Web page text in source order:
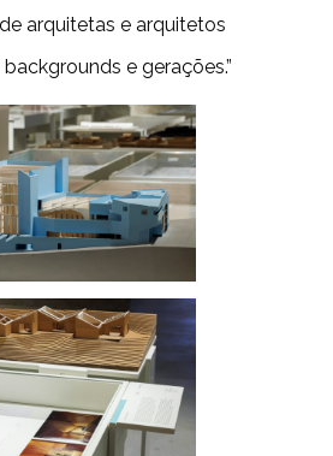
arquitetas e arquitetos
e gerações.”